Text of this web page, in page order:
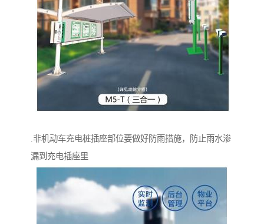
.非机动车充电桩插座部位要做好防雨措施，防止雨水渗
漏到充电插座里